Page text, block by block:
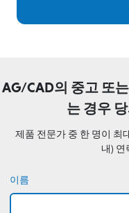
AG/CAD의 중고 또
는 경우
제품 전문가 중 한 명이 최
내) 연
이름